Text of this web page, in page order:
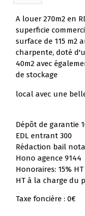
A louer 270m2 en
superficie
surface de 115 m2
charpente, doté
40m2 avec
de stockage
local avec une
Dépôt de garantie
EDL entrant 300
Rédaction bail
Hono agence 9144
Honoraires: 15%
HT à la charge du
Taxe foncière : 0€